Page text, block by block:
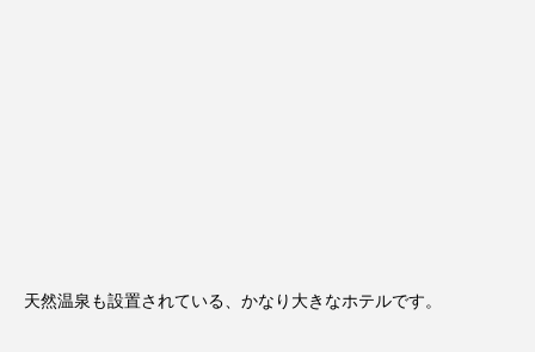
天然温泉も設置されている、かなり大きなホテルです。